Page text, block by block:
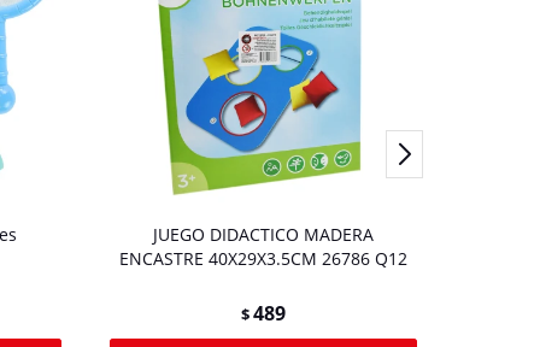
JUEGO DIDACTICO MADERA
ENCASTRE 40X29X3.5CM 26786 Q12
$489